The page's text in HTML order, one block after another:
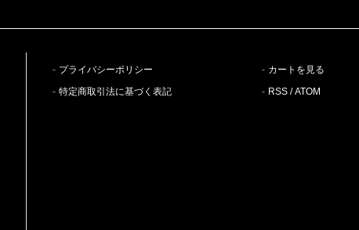
プライバシーポリシー
特定商取引法に基づく表記
カートを見る
RSS/ATOM